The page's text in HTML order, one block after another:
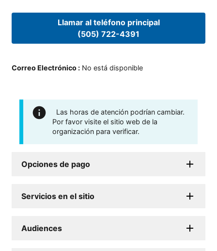
Llamar al teléfono principal
(505) 722-4391
Correo Electrónico : No está disponible
Las horas de atención podrían cambiar.
Por favor visite el sitio web de la
organización para verificar.
Opciones de pago
Servicios en el sitio
Audiences